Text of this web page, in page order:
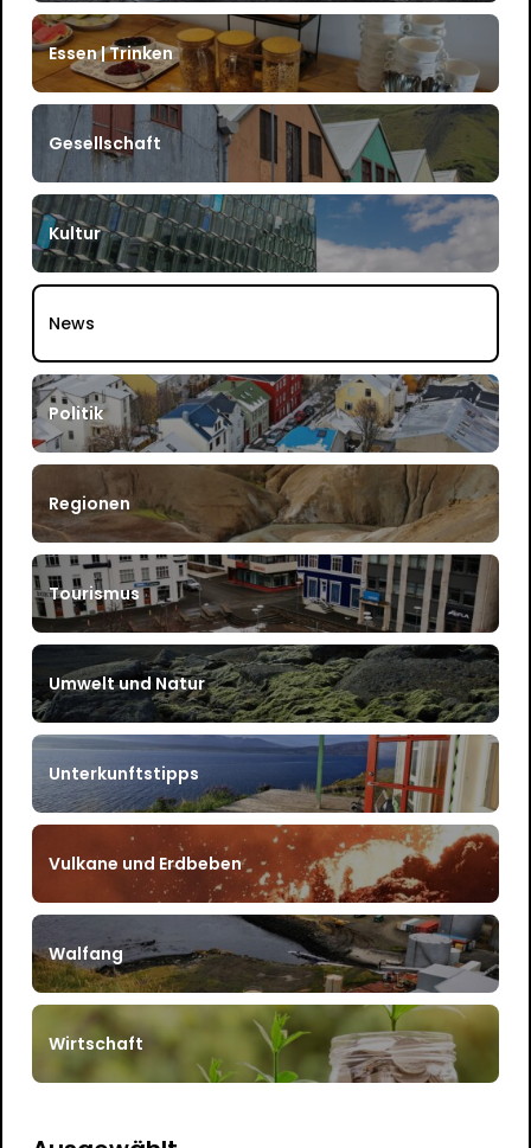
Essen | Trinken
Gesellschaft
Kultur
News
Politik
Regionen
Tourismus
Umwelt und Natur
Unterkunftstipps
Vulkane und Erdbeben
Walfang
Wirtschaft